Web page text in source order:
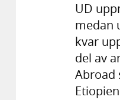
UD
medan
kvar
del av
Abroad